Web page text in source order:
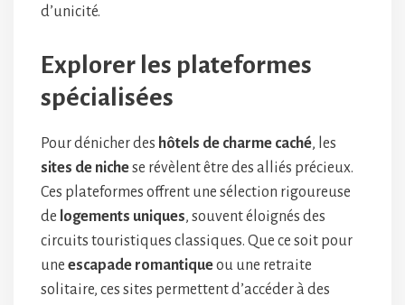
d’unicité.
Explorer les plateformes
spécialisées
Pour dénicher des hôtels de charme caché, les
sites de nichese révèlent être des alliés précieux.
Ces plateformes offrent une sélection rigoureuse
de logements uniques, souvent éloignés des
circuits touristiques classiques. Que ce soit pour
une escapade romantiqueou une retraite
solitaire, ces sites permettent d’accéder à des